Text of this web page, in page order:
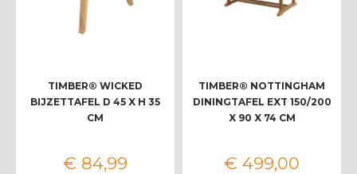
TIMBER® WICKED
BIJZETTAFEL D 45 X H 35
CM
€ 84,99
TIMBER® NOTTINGHAM
DININGTAFEL EXT 150/200
X 90 X 74 CM
€ 499,00